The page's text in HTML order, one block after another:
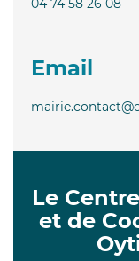
04 74 58 26 08
Email
Le
et de